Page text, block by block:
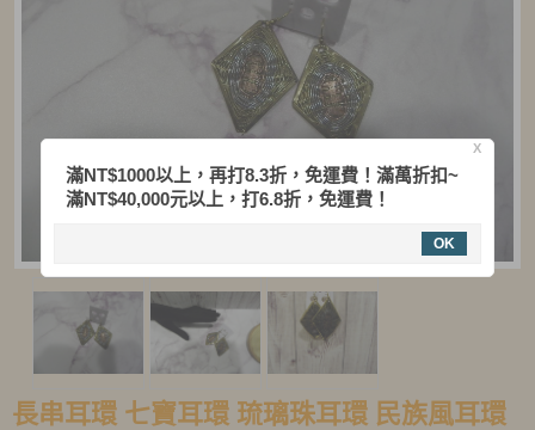
長串耳環 七寶耳環 琉璃珠耳環 民族風耳環
X
滿NT$1000以上，再打8.3折，免運費！滿萬折扣~
滿NT$40,000元以上，打6.8折，免運費！
OK